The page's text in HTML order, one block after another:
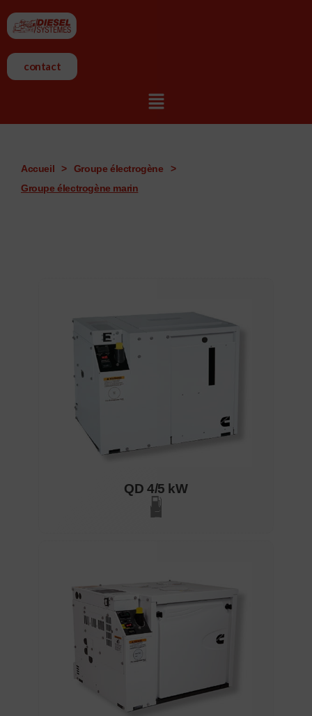
contenu
contact
Menu
Accueil
Groupe électrogène
Groupe électrogène marin
> >
QD 4/5 kW